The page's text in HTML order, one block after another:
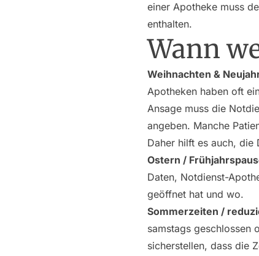
einer Apotheke muss
enthalten.
Wann
Weihnachten &
Apotheken haben oft
Ansage muss die
angeben. Manche
Daher hilft es auch, die
Ostern /
Daten, Notdienst-
geöffnet hat und wo.
Sommerzeiten /
samstags geschlossen
sicherstellen, dass die